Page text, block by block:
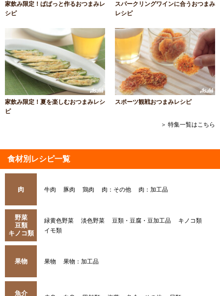
家飲み限定！ぱぱっと作るおつまみレ
シピ
スパークリングワインに合うおつまみ
レシピ
家飲み限定！夏を楽しむおつまみレシ
ピ
スポーツ観戦おつまみレシピ
＞ 特集一覧はこちら
食材別レシピ一覧
肉 牛肉 豚肉 鶏肉 肉：その他 肉：加工品
野菜
豆類
キノコ類
緑黄色野菜 淡色野菜 豆類・豆腐・豆加工品
キノコ類
イモ類
果物 果物 果物：加工品
魚介